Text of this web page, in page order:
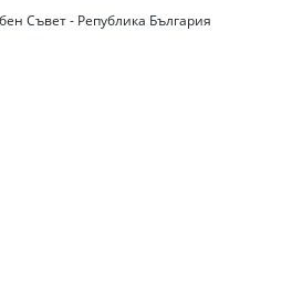
Съвет - Република България